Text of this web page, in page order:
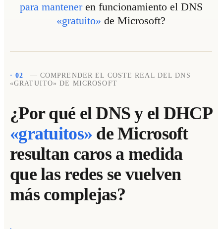
para manteneren funcionamiento el DNS
«gratuito» de Microsoft?
· 02
— COMPRENDER EL COSTE REAL DEL DNS
«GRATUITO» DE MICROSOFT
¿Por qué el DNS y el DHCP
«gratuitos» de Microsoft
resultan caros a medida
que las redes se vuelven
más complejas?